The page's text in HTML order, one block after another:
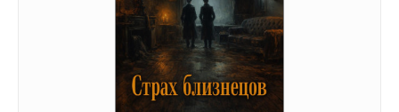
Надвигается беда 52
Надвигается беда 53
Надвигается беда 54
Надвигается беда 55